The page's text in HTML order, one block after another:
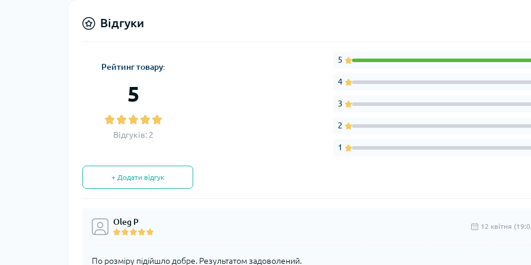
Відгуки
Рейтинг товару:
5
Відгуків: 2
5
4
3
2
1
+ Додати відгук
Oleg Р 12 квітня
По розміру підійшло добре. Результатом задоволений.